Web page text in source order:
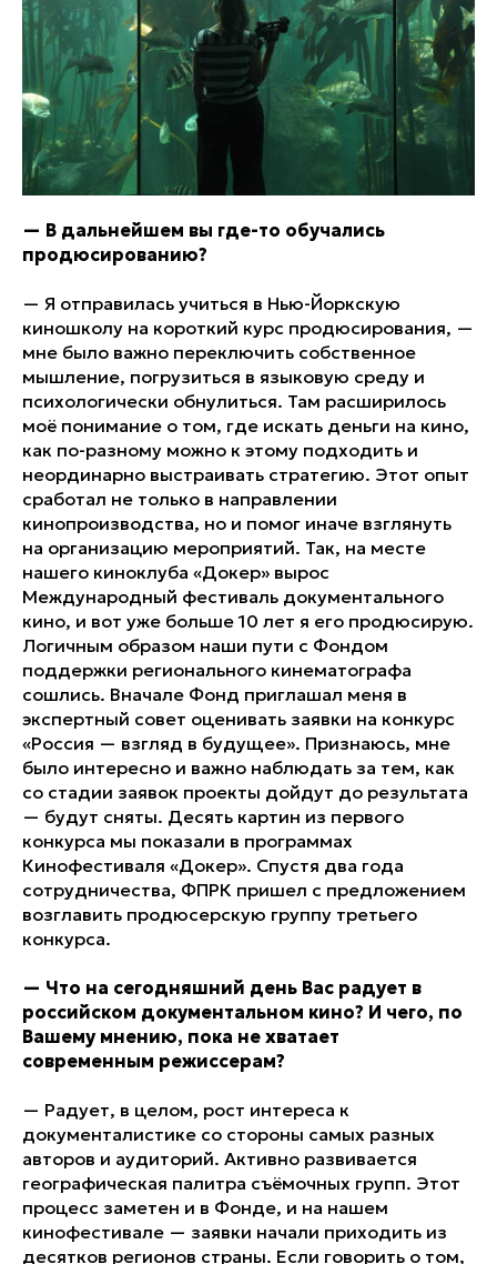
— В дальнейшем вы где-то обучались
продюсированию?
— Я отправилась учиться в Нью-Йоркскую
киношколу на короткий курс продюсирования, —
мне было важно переключить собственное
мышление, погрузиться в языковую среду и
психологически обнулиться. Там расширилось
моё понимание о том, где искать деньги на кино,
как по-разному можно к этому подходить и
неординарно выстраивать стратегию. Этот опыт
сработал не только в направлении
кинопроизводства, но и помог иначе взглянуть
на организацию мероприятий. Так, на месте
нашего киноклуба «Докер» вырос
Международный фестиваль документального
кино, и вот уже больше 10 лет я его продюсирую.
Логичным образом наши пути с Фондом
поддержки регионального кинематографа
сошлись. Вначале Фонд приглашал меня в
экспертный совет оценивать заявки на конкурс
«Россия — взгляд в будущее». Признаюсь, мне
было интересно и важно наблюдать за тем, как
со стадии заявок проекты дойдут до результата
— будут сняты. Десять картин из первого
конкурса мы показали в программах
Кинофестиваля «Докер». Спустя два года
сотрудничества, ФПРК пришел с предложением
возглавить продюсерскую группу третьего
конкурса.
— Что на сегодняшний день Вас радует в
российском документальном кино? И чего, по
Вашему мнению, пока не хватает
современным режиссерам?
— Радует, в целом, рост интереса к
документалистике со стороны самых разных
авторов и аудиторий. Активно развивается
географическая палитра съёмочных групп. Этот
процесс заметен и в Фонде, и на нашем
кинофестивале — заявки начали приходить из
десятков регионов страны. Если говорить о том,